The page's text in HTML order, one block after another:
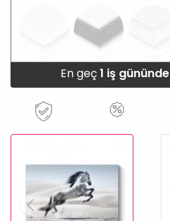
En geç1 iş gününde